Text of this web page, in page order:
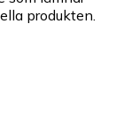
produkten.